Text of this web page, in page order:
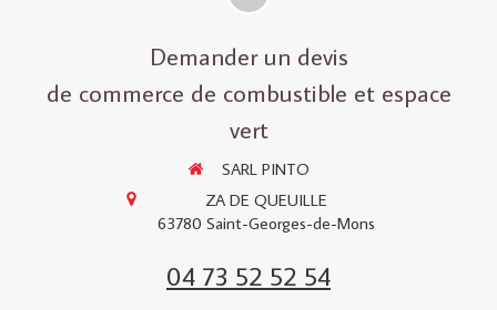
Demander un devis
de commerce de combustible et espace
vert
SARL PINTO
ZA DE QUEUILLE
63780 Saint-Georges-de-Mons
04 73 52 52 54